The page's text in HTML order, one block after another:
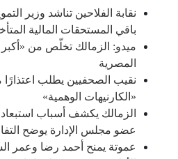
نقابة الفلاحين تناشد وزير
باقي المستحقات المالية
ميدو: الزمالك تخلّص من
المصرية
نقيب الصحفيين يطلب
«الكارنيهات الوهمية»
عضو مجلس الإدارة يوضح
عموتة يمنح أحمد رضا وعمر